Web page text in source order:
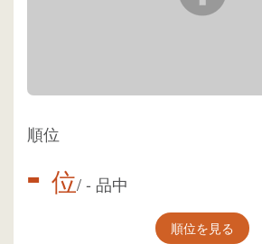
順位
- 位/- 品中
順位を見る